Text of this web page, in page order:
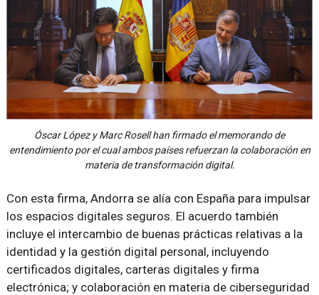
Óscar López y Marc Rosell han firmado el memorando de
entendimiento por el cual ambos países refuerzan la colaboración en
materia de transformación digital.
Con esta firma, Andorra se alía con España para impulsar
los espacios digitales seguros. El acuerdo también
incluye el intercambio de buenas prácticas relativas a la
identidad y la gestión digital personal, incluyendo
certificados digitales, carteras digitales y firma
electrónica; y colaboración en materia de ciberseguridad